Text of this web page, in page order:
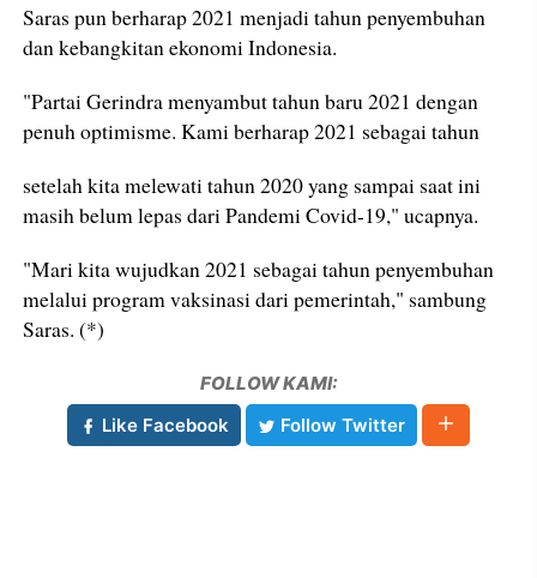
Saras pun berharap 2021 menjadi tahun penyembuhan
dan kebangkitan ekonomi Indonesia.
"Partai Gerindra menyambut tahun baru 2021 dengan
penuh optimisme. Kami berharap 2021 sebagai tahun
setelah kita melewati tahun 2020 yang sampai saat ini
masih belum lepas dari Pandemi Covid-19," ucapnya.
"Mari kita wujudkan 2021 sebagai tahun penyembuhan
melalui program vaksinasi dari pemerintah," sambung
Saras. (*)
FOLLOW KAMI:
Like Facebook
Follow Twitter